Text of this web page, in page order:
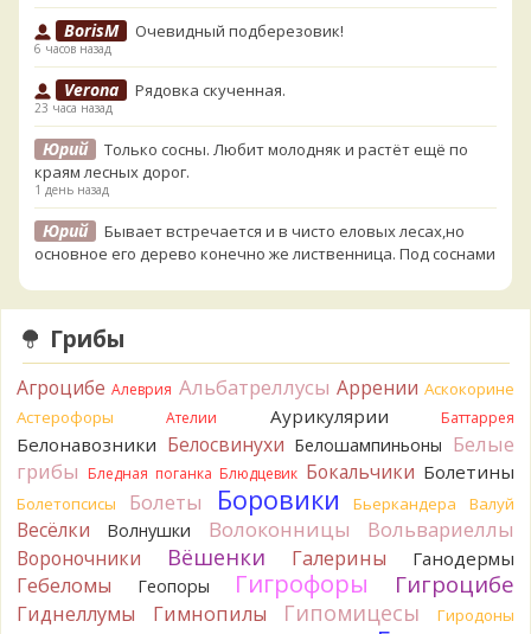
BorisM Очевидный подберезовик!
6 часов назад
Verona Рядовка скученная.
23 часа назад
Юрий
Только сосны. Любит молодняк и растёт ещё по
краям лесных дорог.
1 день назад
Юрий
Бывает встречается и в чисто еловых лесах,но
основное его дерево конечно же лиственница. Под соснами
1 день назад
Katya20
1 день назад
Katya20 Навозник.
1 день назад
Verona Скорее всего он.
2 дня назад
Verona
Что-то из рядовок. Цвета на фото вряд ли
переданы правильно.
2 дня назад
Verona
Рядовка мыльная, судя по пластинкам.
Правильно сделали, что не взяли.
Грибы
Агроцибе Алеврия Альбатреллусы Аррении Аскокорине
Астерофоры
Ателии Аурикулярии Баттаррея
Белонавозники Белосвинухи Белошампиньоны Белые
грибы Бледная поганка Блюдцевик Бокальчики Болетины
Болетопсисы Болеты Боровики Бьеркандера Валуй
Весёлки Волнушки Волоконницы Вольвариеллы
Вороночники Вёшенки Галерины Ганодермы
Гебеломы Геопоры Гигрофоры Гигроцибе
Гиднеллумы Гимнопилы Гипомицесы Гиродоны